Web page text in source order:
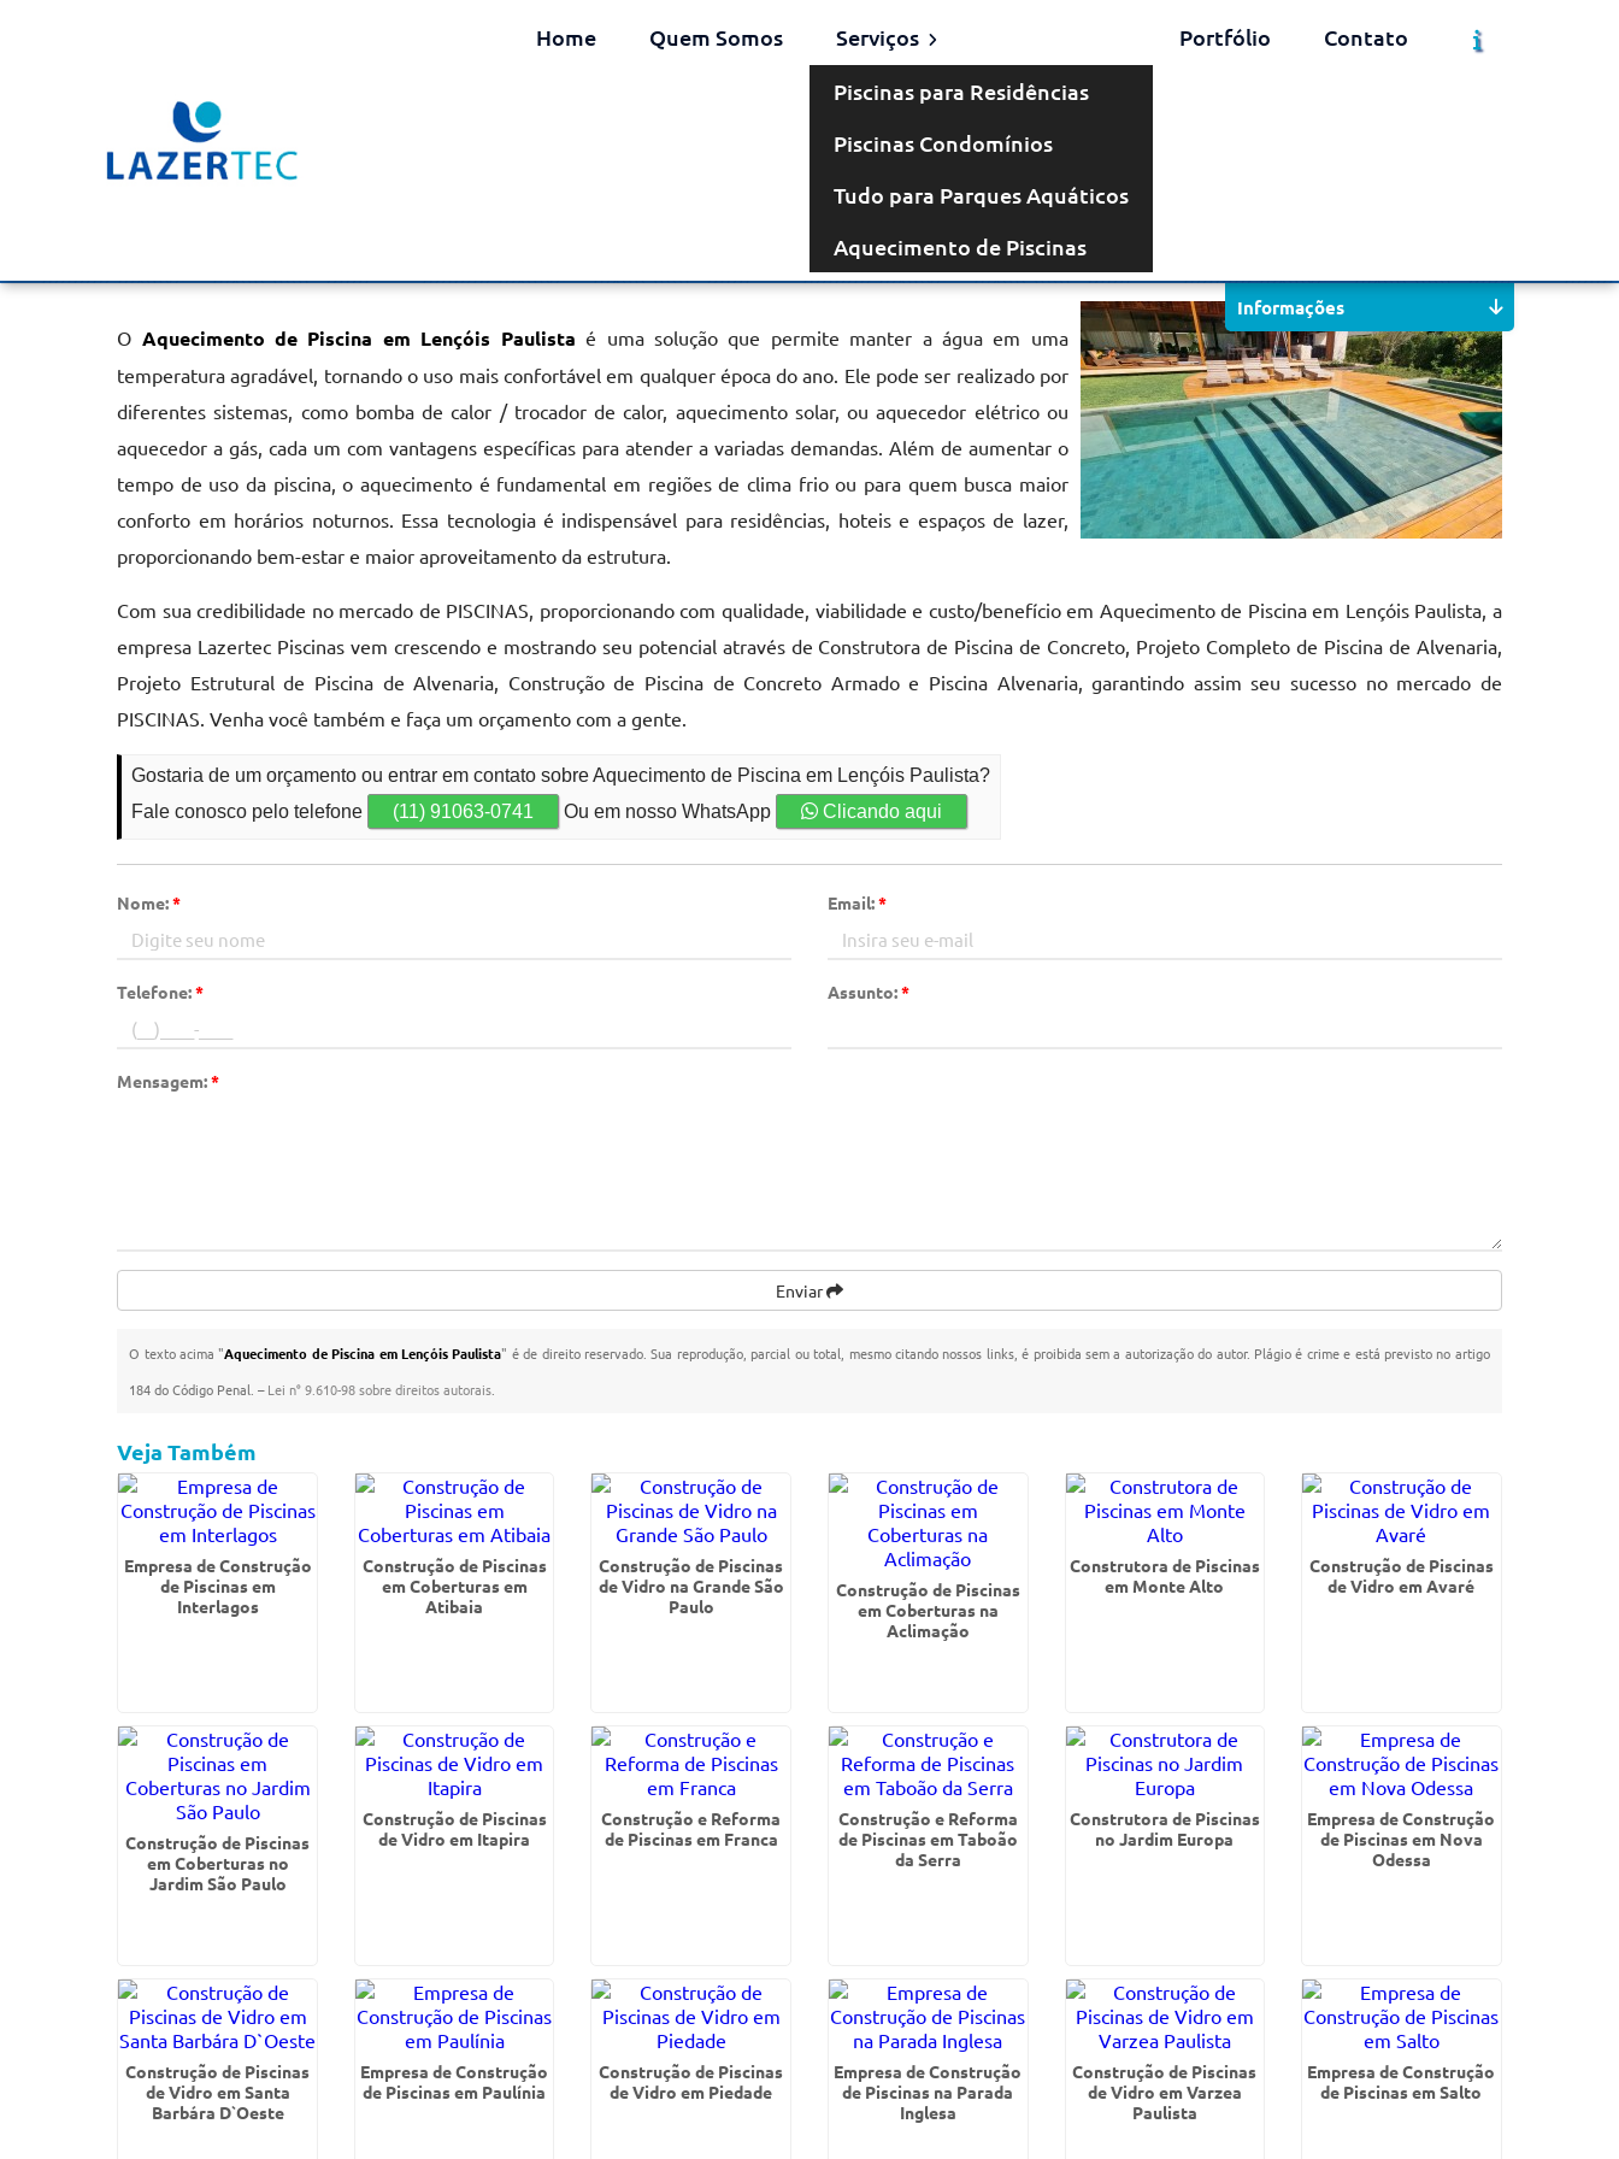
Home Quem Somos
Serviços
Piscinas para Residências
Piscinas Condomínios
Tudo para Parques Aquáticos
Aquecimento de Piscinas
Portfólio Contato
Aquecimento de Piscina em Lençóis
Solicite um Orçamento
O Aquecimento de Piscina em Lençóis Paulista é uma solução que permite manter a água em uma
temperatura agradável, tornando o uso mais confortável em qualquer época do ano. Ele pode ser realizado por
diferentes sistemas, como bomba de calor / trocador de calor, aquecimento solar, ou aquecedor elétrico ou
aquecedor a gás, cada um com vantagens específicas para atender a variadas demandas. Além de aumentar o
tempo de uso da piscina, o aquecimento é fundamental em regiões de clima frio ou para quem busca maior
conforto em horários noturnos. Essa tecnologia é indispensável para residências, hoteis e espaços de lazer,
proporcionando bem-estar e maior aproveitamento da estrutura.
Com sua credibilidade no mercado de PISCINAS, proporcionando com qualidade, viabilidade e custo/benefício em Aquecimento de Piscina em Lençóis Paulista, a
empresa Lazertec Piscinas vem crescendo e mostrando seu potencial através de Construtora de Piscina de Concreto, Projeto Completo de Piscina de Alvenaria,
Projeto Estrutural de Piscina de Alvenaria, Construção de Piscina de Concreto Armado e Piscina Alvenaria, garantindo assim seu sucesso no mercado de
PISCINAS. Venha você também e faça um orçamento com a gente.
Gostaria de um orçamento ou entrar em contato sobre Aquecimento de Piscina em Lençóis Paulista?
Fale conosco pelo telefone
(11) 91063-0741 Ou em nosso WhatsApp Clicando aqui
Nome:* Email:*
Telefone:* Assunto:*
Mensagem:*
Enviar
O texto acima "Aquecimento de Piscina em Lençóis Paulista" é de direito reservado. Sua reprodução, parcial ou total, mesmo citando nossos links, é proibida sem a autorização do autor. Plágio é crime e está previsto no artigo
184 do Código Penal. –Lei n° 9.610-98 sobre direitos autorais
Informações
Veja Também
Empresa de Construção
de Piscinas em
Interlagos
Construção de Piscinas
em Coberturas em
Atibaia
Construção de Piscinas
de Vidro na Grande São
Paulo
Construção de Piscinas
em Coberturas na
Aclimação
Construtora de Piscinas
em Monte Alto
Construção de Piscinas
de Vidro em Avaré
Construção de Piscinas
em Coberturas no
Jardim São Paulo
Construção de Piscinas
de Vidro em Itapira
Construção e Reforma
de Piscinas em Franca
Construção e Reforma
de Piscinas em Taboão
da Serra
Construtora de Piscinas
no Jardim Europa
Empresa de Construção
de Piscinas em Nova
Odessa
Construção de Piscinas
de Vidro em Santa
Barbára D`Oeste
Empresa de Construção
de Piscinas em Paulínia
Construção de Piscinas
de Vidro em Piedade
Empresa de Construção
de Piscinas na Parada
Inglesa
Construção de Piscinas
de Vidro em Varzea
Paulista
Empresa de Construção
de Piscinas em Salto